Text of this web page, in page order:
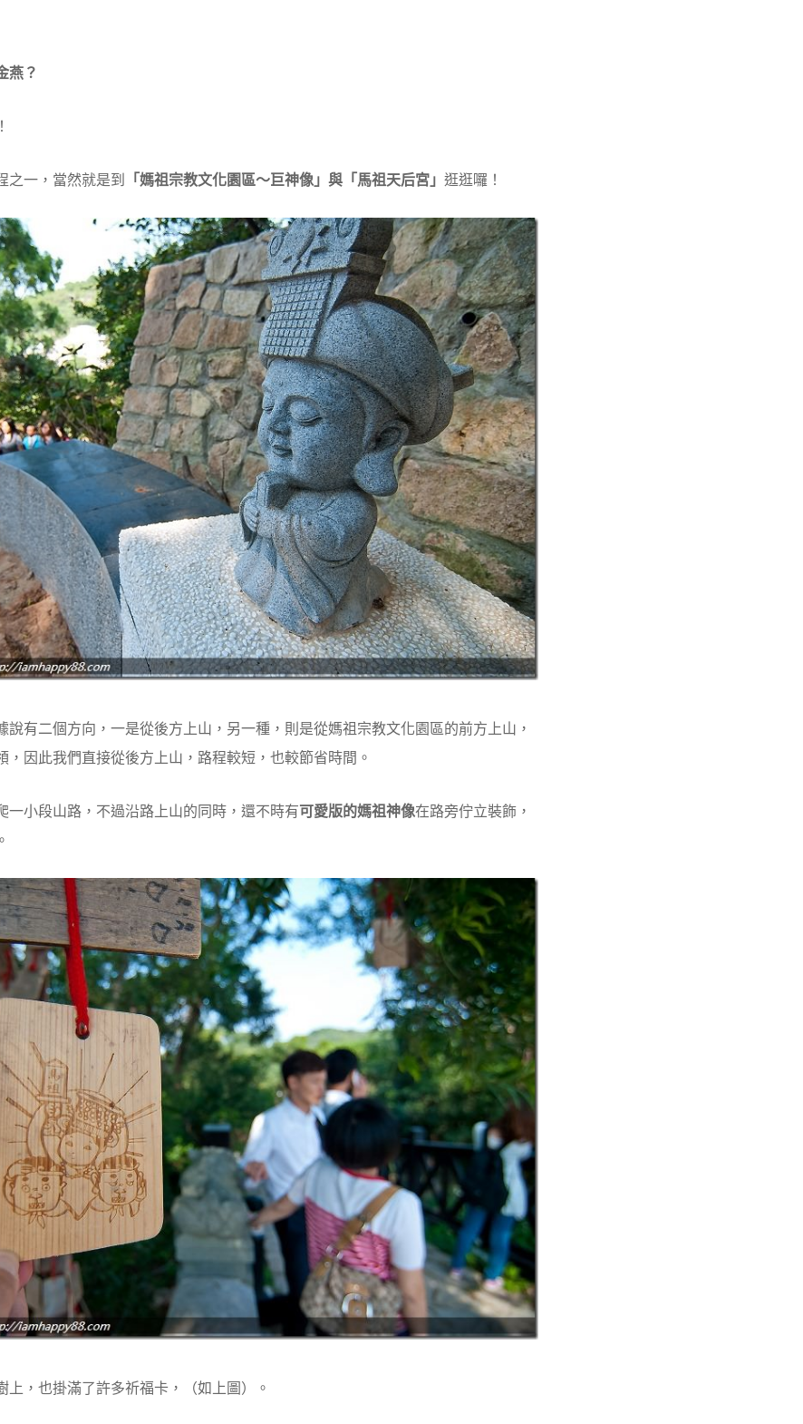
燕？
之一，當然就是到 「媽祖宗教文化園區～巨神像」與「馬祖天后宮」 逛逛囉！
說有二個方向，一是從後方上山，另一種，則是從媽祖宗教文化園區的前方上山，
，因此我們直接從後方上山，路程較短，也較節省時間。
一小段山路，不過沿路上山的同時，還不時有可愛版的媽祖神像在路旁佇立裝飾，
上，也掛滿了許多祈福卡，（如上圖）。